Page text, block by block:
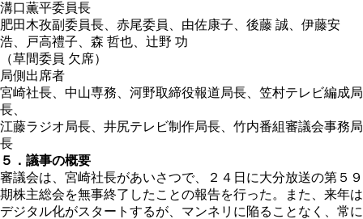
溝口薫平委員長
肥田木孜副委員長、赤尾委員、由佐康子、後藤 誠、伊藤安
浩、戸高禮子、森 哲也、辻野 功
（草間委員 欠席）
局側出席者
宮崎社長、中山専務、河野取締役報道局長、笠村テレビ編成局
長、
江藤ラジオ局長、井尻テレビ制作局長、竹内番組審議会事務局
長
５．議事の概要
審議会は、宮崎社長があいさつで、２４日に大分放送の第５９
期株主総会を無事終了したことの報告を行った。また、来年は
デジタル化がスタートするが、マンネリに陥ることなく、常に